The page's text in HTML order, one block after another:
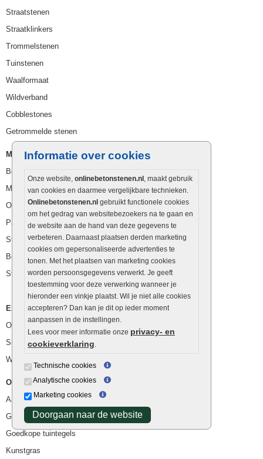
Informatie over cookies
Onze website, onlinebetonstenen.nl , maakt gebruik
van cookies en daarmee vergelijkbare technieken.
Onlinebetonstenen.nl gebruikt functionele cookies
om het gedrag van websitebezoekers na te gaan en
de website aan de hand van deze gegevens te
verbeteren. Daarnaast plaatsen derden marketing
cookies om gepersonaliseerde advertenties te
tonen. Met het plaatsen van marketing cookies
worden persoonsgegevens verwerkt. Je geeft
toestemming voor deze verwerking wanneer je
hieronder een vinkje plaatst. Wil je niet alle cookies
accepteren? Dan kan je dit op ieder moment
aanpassen in de instellingen.
Lees voor meer informatie onze privacy- en
cookieverklaring.
Technische cookies
Analytische cookies
Marketing cookies
Doorgaan naar de website
Straatstenen
Straatklinkers
Trommelstenen
Tuinstenen
Waalformaat
Wildverband
Cobblestones
Getrommelde stenen
Muurelementen
Betonbielzen
Muurstenen
Opsluitbanden
Palissaden
Stapelblokken
Betonblokken
Stapelstenen
Extra benodigdheden
Ophoogzand
Siergrind en siersplit
Waterafvoer
Overig
Aanbiedingen
Goedkope bestrating
Goedkope tuintegels
Kunstgras